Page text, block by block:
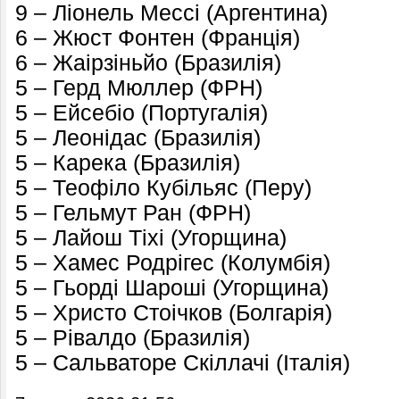
9 – Ліонель Мессі (Аргентина)
6 – Жюст Фонтен (Франція)
6 – Жаірзіньйо (Бразилія)
5 – Герд Мюллер (ФРН)
5 – Ейсебіо (Португалія)
5 – Леонідас (Бразилія)
5 – Карека (Бразилія)
5 – Теофіло Кубільяс (Перу)
5 – Гельмут Ран (ФРН)
5 – Лайош Тіхі (Угорщина)
5 – Хамес Родрігес (Колумбія)
5 – Гьорді Шароші (Угорщина)
5 – Христо Стоічков (Болгарія)
5 – Рівалдо (Бразилія)
5 – Сальваторе Скіллачі (Італія)